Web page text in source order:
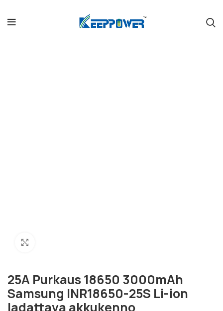
25A Purkaus 18650 3000mAh
Samsung INR18650-25S Li-ion
ladattava akkukenno